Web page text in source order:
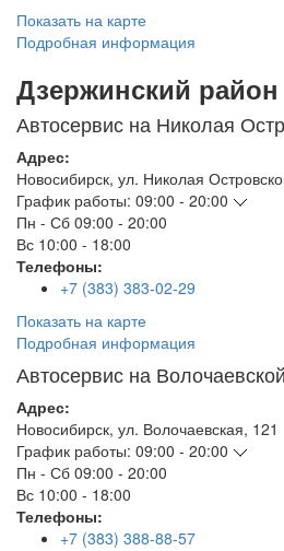
Показать на карте
Подробная информация
Дзержинский район
Автосервис на Николая
Адрес:
Новосибирск, ул. Николая
График работы: 09:00 - 20:00
Пн - Сб 09:00 - 20:00
Вс 10:00 - 18:00
Телефоны:
+7 (383) 383-02-29
Показать на карте
Подробная информация
Автосервис на Волочаевской
Адрес:
Новосибирск, ул. Волочаевская, 121
График работы: 09:00 - 20:00
Пн - Сб 09:00 - 20:00
Вс 10:00 - 18:00
Телефоны:
+7 (383) 388-88-57